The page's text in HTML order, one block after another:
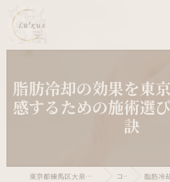
脂肪冷却の効果を東
感するための施術選
訣
東京都練馬区大泉学園ならLu’xus 大泉学園店 コラム 脂肪冷却の効果